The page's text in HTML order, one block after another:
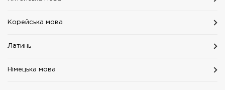
Корейська мова
Латинь
Німецька мова